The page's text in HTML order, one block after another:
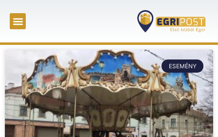
ESEMÉNY